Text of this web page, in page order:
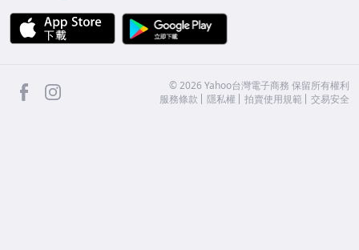
APP Store
facebook ©2026 Yahoo台灣電子商務 保留所有權利
服務條款
隱私權 拍賣使用規範 交易安全